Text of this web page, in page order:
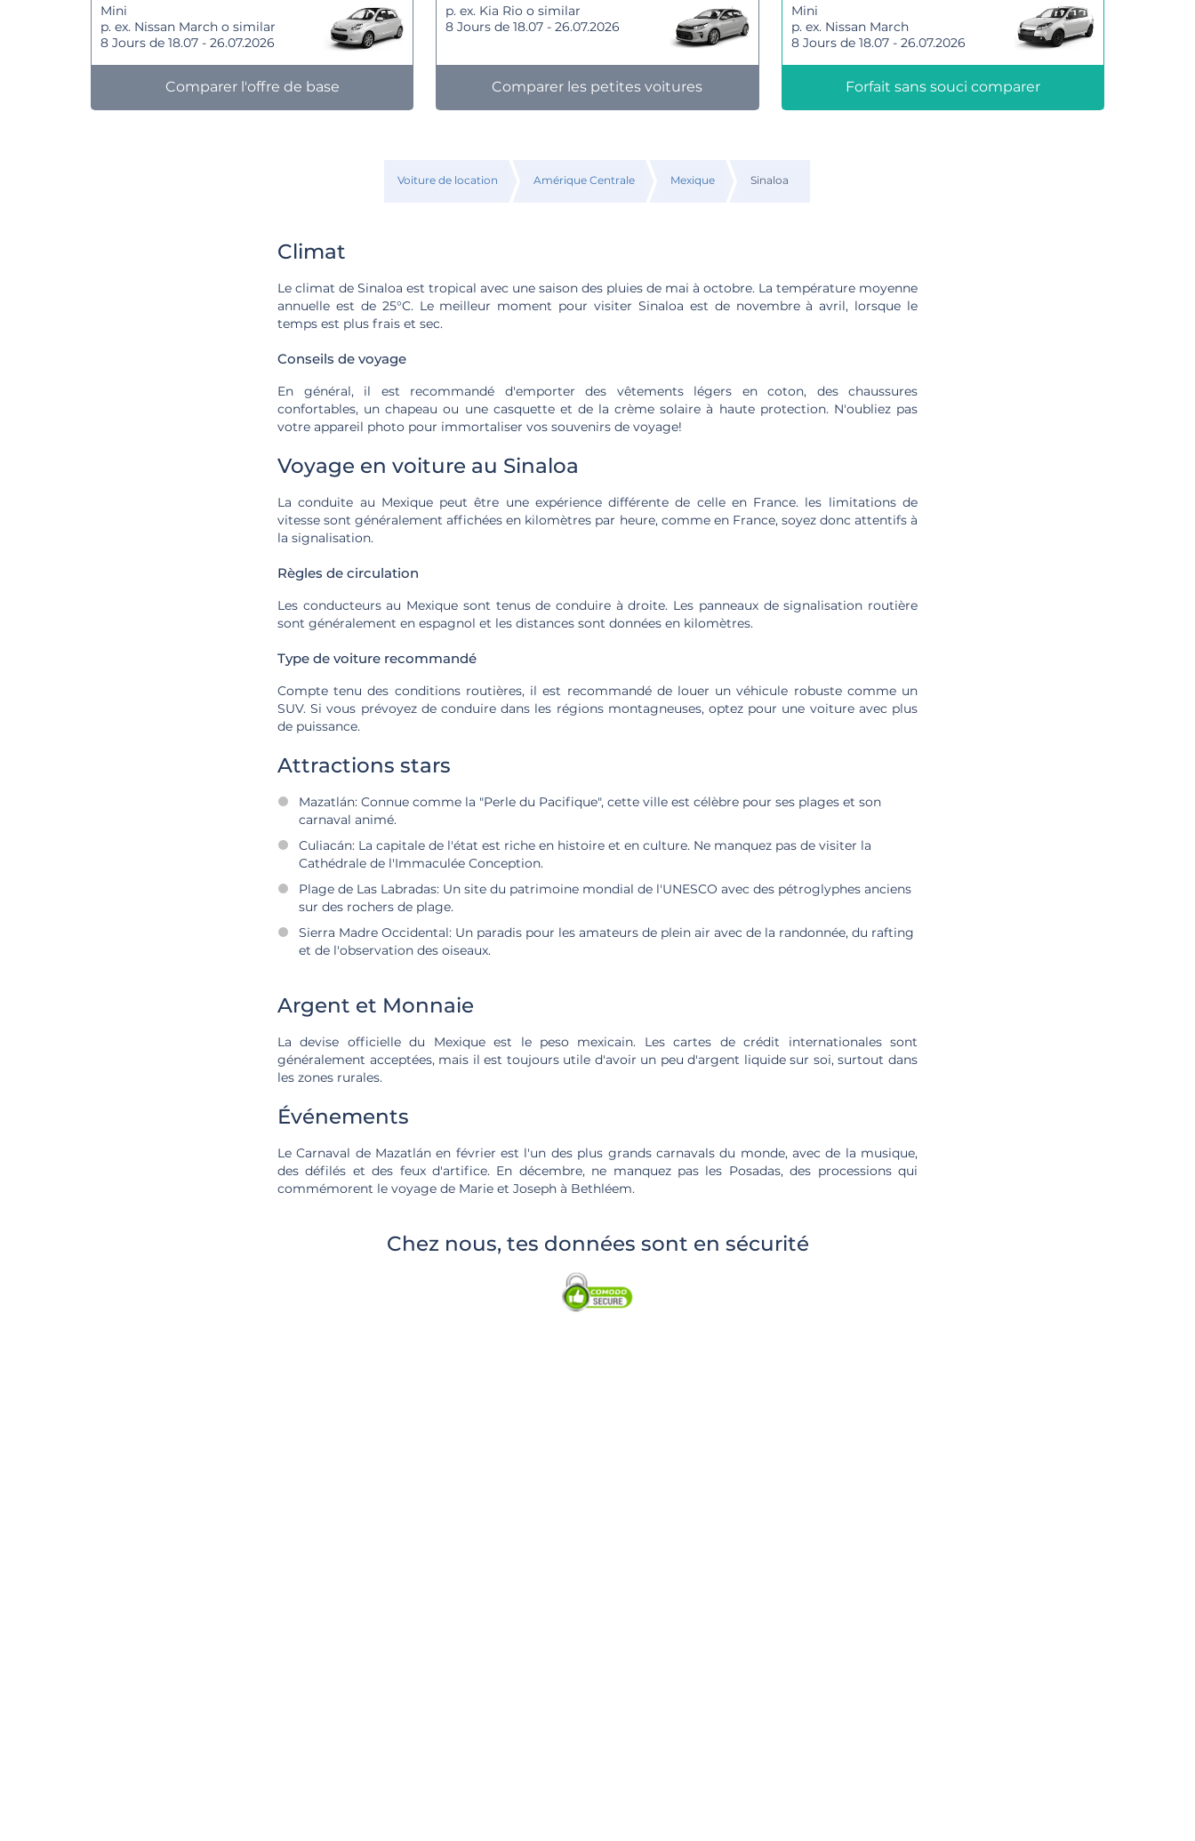
Mini
p. ex. Nissan March o similar
8 Jours de 18.07 - 26.07.2026
Comparer l'offre de base
p. ex. Kia Rio o similar
8 Jours de 18.07 - 26.07.2026
Comparer les petites voitures
Mini
p. ex. Nissan March
8 Jours de 18.07 - 26.07.2026
Forfait sans souci comparer
Voiture de location Amérique Centrale Mexique Sinaloa
Climat
Le climat de Sinaloa est tropical avec une saison des pluies de mai à octobre. La température moyenne
annuelle est de 25°C. Le meilleur moment pour visiter Sinaloa est de novembre à avril, lorsque le
temps est plus frais et sec.
Conseils de voyage
En général, il est recommandé d'emporter des vêtements légers en coton, des chaussures
confortables, un chapeau ou une casquette et de la crème solaire à haute protection. N'oubliez pas
votre appareil photo pour immortaliser vos souvenirs de voyage!
Voyage en voiture au Sinaloa
La conduite au Mexique peut être une expérience différente de celle en France. les limitations de
vitesse sont généralement affichées en kilomètres par heure, comme en France, soyez donc attentifs à
la signalisation.
Règles de circulation
Les conducteurs au Mexique sont tenus de conduire à droite. Les panneaux de signalisation routière
sont généralement en espagnol et les distances sont données en kilomètres.
Type de voiture recommandé
Compte tenu des conditions routières, il est recommandé de louer un véhicule robuste comme un
SUV. Si vous prévoyez de conduire dans les régions montagneuses, optez pour une voiture avec plus
de puissance.
Attractions stars
Mazatlán: Connue comme la "Perle du Pacifique", cette ville est célèbre pour ses plages et son
carnaval animé.
Culiacán: La capitale de l'état est riche en histoire et en culture. Ne manquez pas de visiter la
Cathédrale de l'Immaculée Conception.
Plage de Las Labradas: Un site du patrimoine mondial de l'UNESCO avec des pétroglyphes anciens
sur des rochers de plage.
Sierra Madre Occidental: Un paradis pour les amateurs de plein air avec de la randonnée, du rafting
et de l'observation des oiseaux.
Argent et Monnaie
La devise officielle du Mexique est le peso mexicain. Les cartes de crédit internationales sont
généralement acceptées, mais il est toujours utile d'avoir un peu d'argent liquide sur soi, surtout dans
les zones rurales.
Événements
Le Carnaval de Mazatlán en février est l'un des plus grands carnavals du monde, avec de la musique,
des défilés et des feux d'artifice. En décembre, ne manquez pas les Posadas, des processions qui
commémorent le voyage de Marie et Joseph à Bethléem.
Chez nous, tes données sont en sécurité